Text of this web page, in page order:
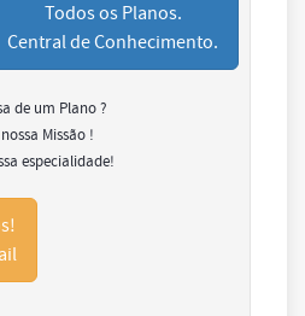
Todos os Planos.
Central de Conhecimento.
de um Plano ?
Missão !
especialidade!